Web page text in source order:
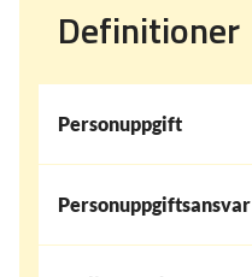
Definitioner
Personuppgift
Personuppgiftsansvar